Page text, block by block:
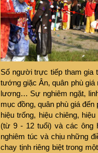
Số người trực tiếp tham gia
tướng giặc Ân, quân phù giá
lương… Sự nghiêm ngặt,
mục đồng, quân phù giá
hiệu trống, hiệu chiêng,
(từ 9 - 12 tuổi) và các ông
nghiêm túc và chịu những
chay tịnh riêng biệt trong